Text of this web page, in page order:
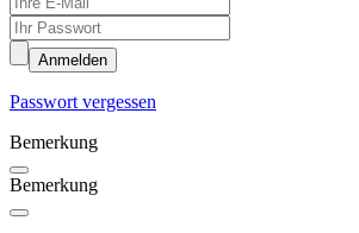
Anmelden
Passwort vergessen
Bemerkung
Bemerkung